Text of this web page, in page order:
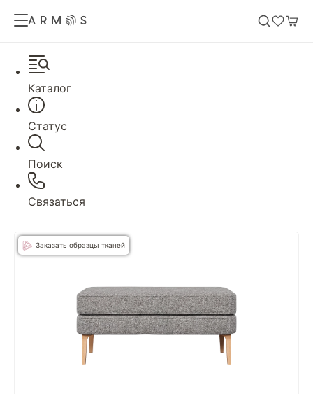
Каталог
Статус
Поиск
Связаться
Заказать образцы тканей